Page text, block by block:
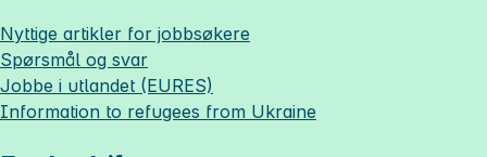
Nyttige artikler for jobbsøkere
Spørsmål og svar
Jobbe i utlandet (EURES)
Information to refugees from Ukraine